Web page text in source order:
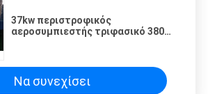
37kw περιστροφικός
αεροσυμπιεστής τριφασικό 380V
Να συνεχίσει